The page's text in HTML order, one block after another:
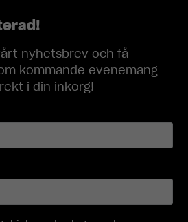
nyhetsbrev och få
kommande evenemang
i din inkorg!